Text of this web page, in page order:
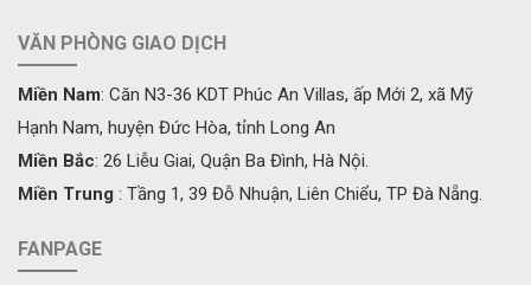
VĂN PHÒNG GIAO DỊCH
Miền Nam: Căn N3-36 KDT Phúc An Villas, ấp Mới 2, xã Mỹ
Hạnh Nam, huyện Đức Hòa, tỉnh Long An
Miền Bắc: 26 Liễu Giai, Quận Ba Đình, Hà Nội.
Miền Trung : Tầng 1, 39 Đỗ Nhuận, Liên Chiểu, TP Đà Nẵng.
FANPAGE